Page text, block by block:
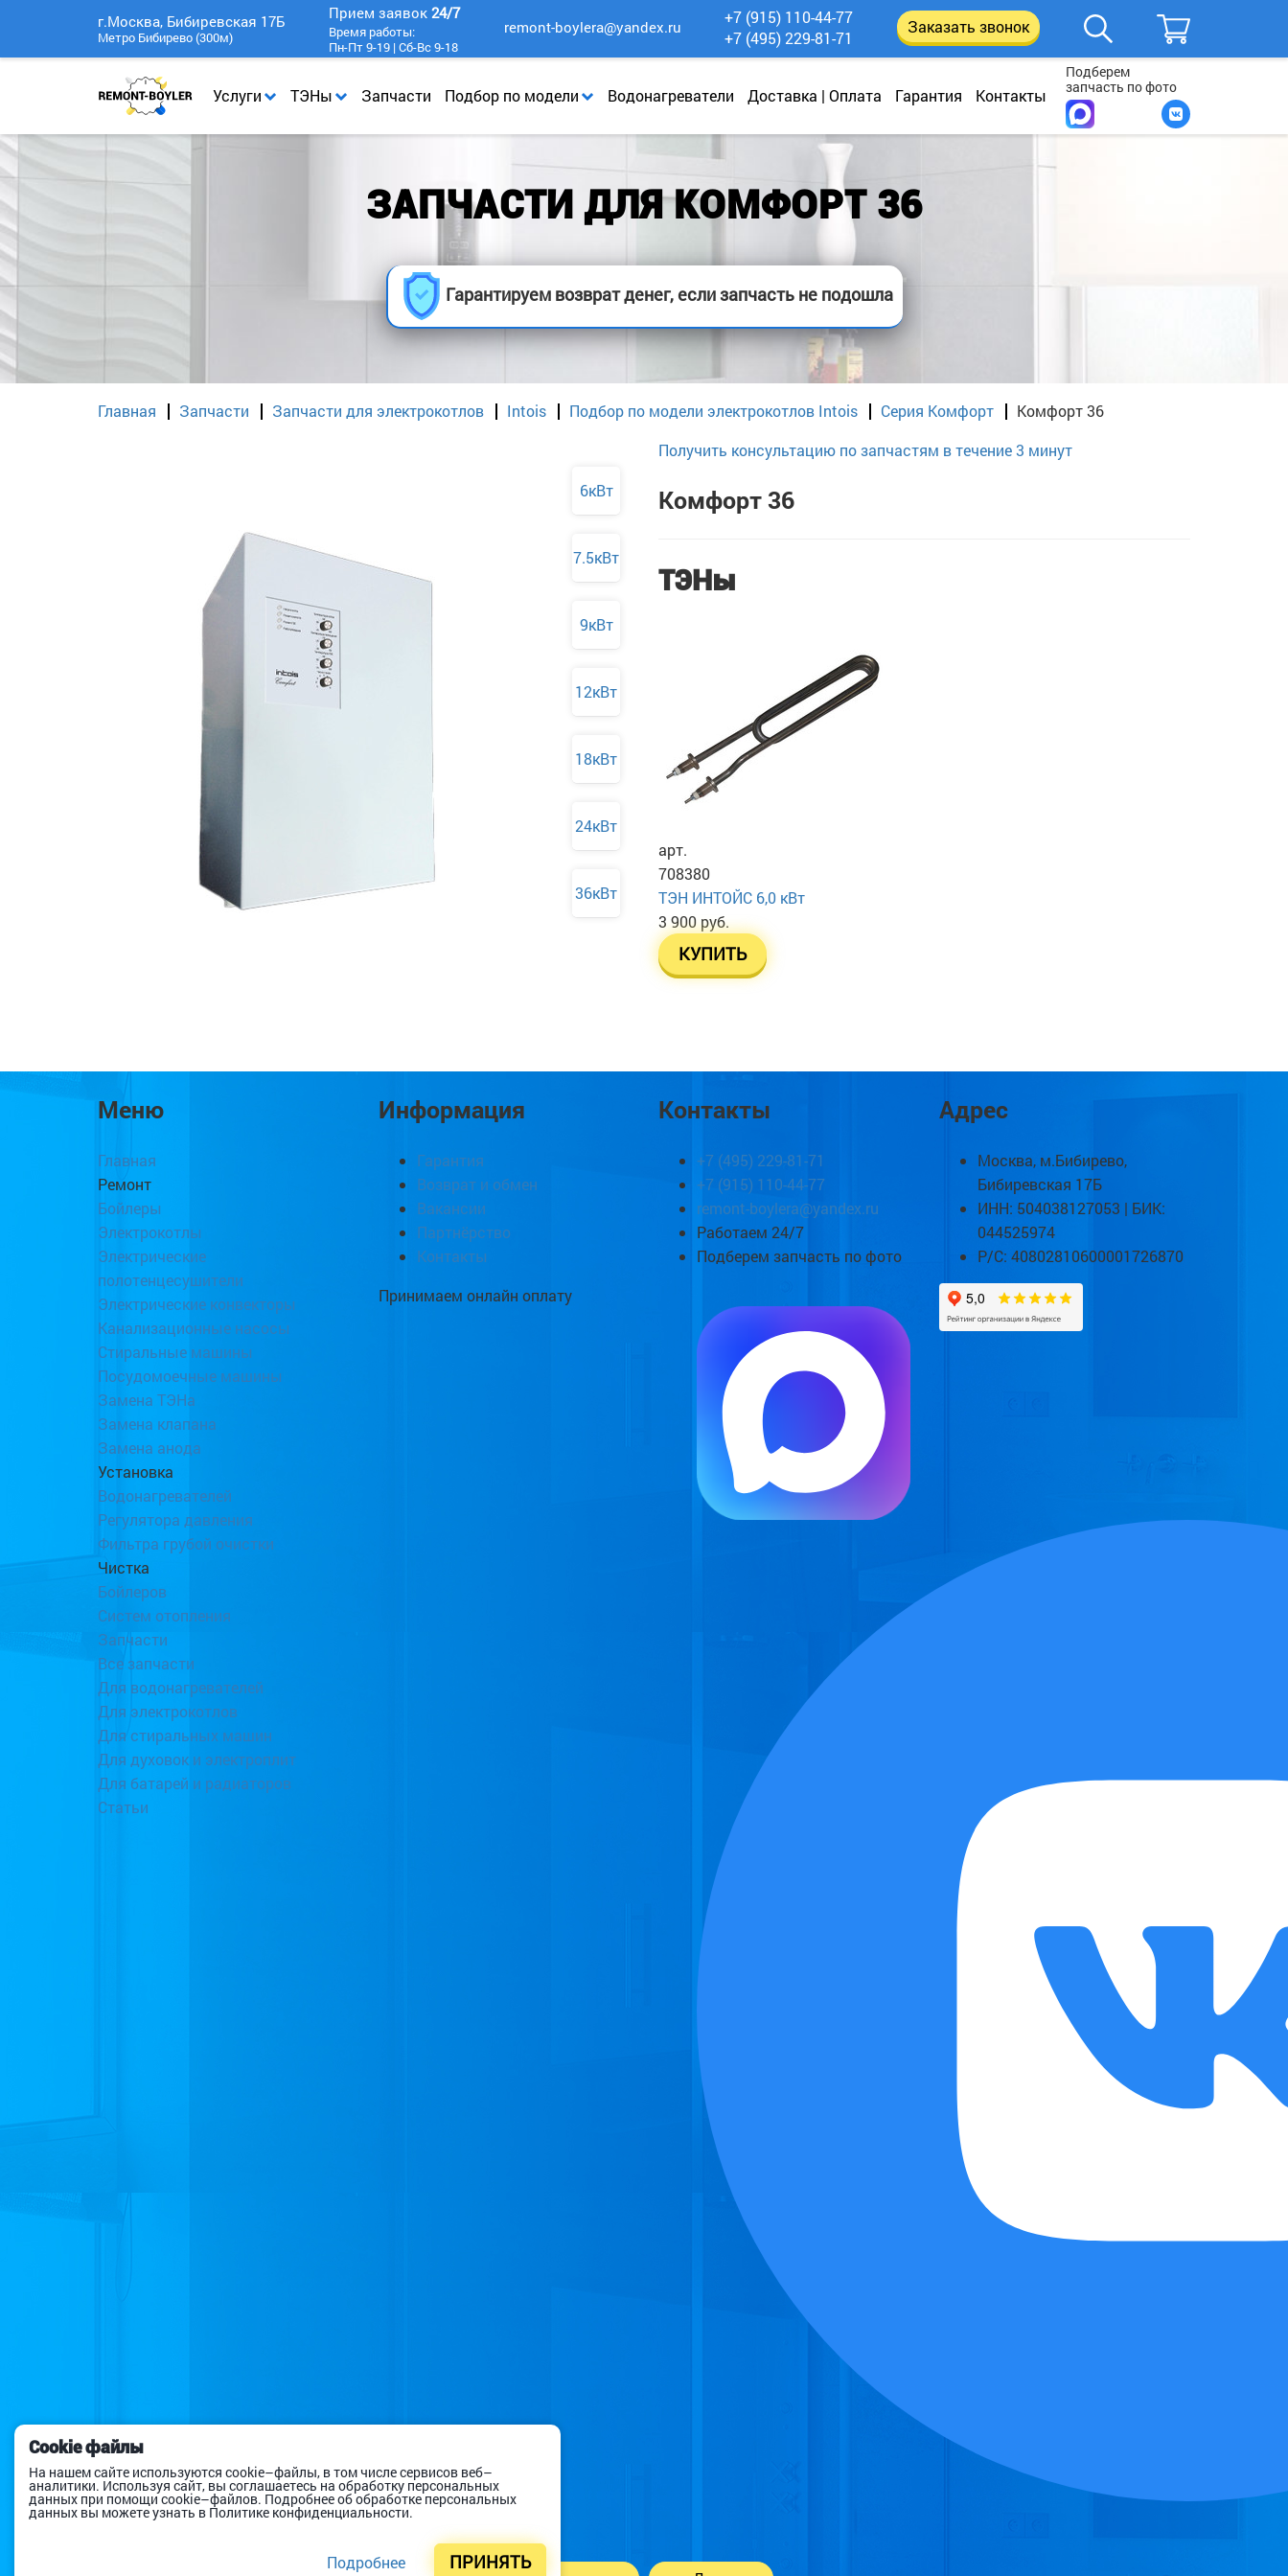
Услуги ТЭНы Запчасти Подбор по модели Водонагреватели Доставка | Оплата Гарантия Контакты
Подберем
запчасть по фото
г.Москва, Бибиревская 17Б
Метро Бибирево (300м)
Прием заявок 24/7
Время работы:
Пн-Пт 9-19 | Сб-Вс 9-18
remont-boylera@yandex.ru
+7 (915) 110-44-77
+7 (495) 229-81-71
Заказать звонок
ЗАПЧАСТИ ДЛЯ КОМФОРТ 36
Гарантируем возврат денег, если запчасть не подошла
Главная Запчасти Запчасти для электрокотлов Intois Подбор по модели электрокотлов Intois Серия Комфорт Комфорт 36
6кВт
7.5кВт
9кВт
12кВт
18кВт
24кВт
36кВт
Получить консультацию по запчастям в течение 3 минут
Комфорт 36
ТЭНы
арт.
708380
ТЭН ИНТОЙС 6,0 кВт
3 900 руб.
КУПИТЬ
Cookie файлы
На нашем сайте используются cookie–файлы, в том числе сервисов веб–
аналитики. Используя сайт, вы соглашаетесь на обработку персональных
данных при помощи cookie–файлов. Подробнее об обработке персональных
данных вы можете узнать в Политике конфиденциальности.
Подробнее ПРИНЯТЬ
Меню
Главная
Ремонт
Бойлеры
Электрокотлы
Электрические
полотенцесушители
Электрические конвекторы
Канализационные насосы
Стиральные машины
Посудомоечные машины
Замена ТЭНа
Замена клапана
Замена анода
Установка
Водонагревателей
Регулятора давления
Фильтра грубой очистки
Чистка
Бойлеров
Систем отопления
Запчасти
Все запчасти
Для водонагревателей
Для электрокотлов
Для стиральных машин
Для духовок и электроплит
Для батарей и радиаторов
Статьи
Информация
Гарантия
Возврат и обмен
Вакансии
Партнёрство
Контакты
Принимаем онлайн оплату
Контакты
+7 (495) 229-81-71
+7 (915) 110-44-77
remont-boylera@yandex.ru
Работаем 24/7
Подберем запчасть по фото
Адрес
Москва, м.Бибирево,
Бибиревская 17Б
ИНН: 504038127053 | БИК:
044525974
Р/С: 40802810600001726870